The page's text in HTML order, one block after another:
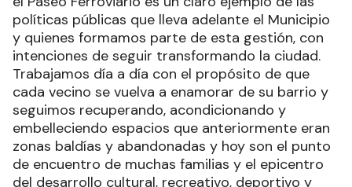
políticas públicas que lleva adelante el Municipio
y quienes formamos parte de esta gestión, con
intenciones de seguir transformando la ciudad.
Trabajamos día a día con el propósito de que
cada vecino se vuelva a enamorar de su barrio y
seguimos recuperando, acondicionando y
embelleciendo espacios que anteriormente eran
zonas baldías y abandonadas y hoy son el punto
de encuentro de muchas familias y el epicentro
del desarrollo cultural, recreativo, deportivo y